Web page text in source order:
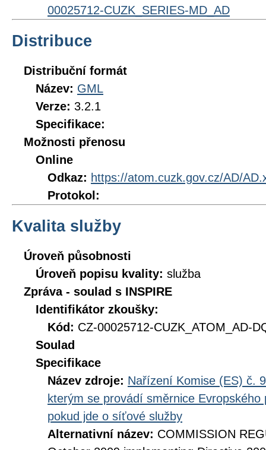
00025712-CUZK_SERIES-MD_AD
Distribuce
Distribuční formát
Název: GML
Verze: 3.2.1
Specifikace:
Možnosti přenosu
Online
Odkaz: https://atom.cuzk.gov.cz/AD/
Protokol:
Kvalita služby
Úroveň působnosti
Úroveň popisu kvality: služba
Zpráva - soulad s INSPIRE
Identifikátor zkoušky:
Kód: CZ-00025712-CUZK_ATOM_AD-
Soulad
Specifikace
Název zdroje: Nařízení Komise (ES) č.
kterým se provádí směrnice
pokud jde o síťové služby
Alternativní název: COMMISSION